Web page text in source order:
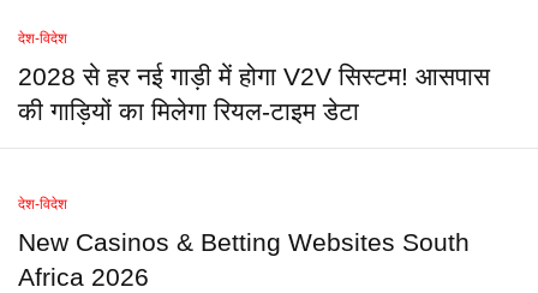
देश-विदेश
2028 से हर नई गाड़ी में होगा V2V सिस्टम! आसपास
की गाड़ियों का मिलेगा रियल-टाइम डेटा
देश-विदेश
New Casinos & Betting Websites South
Africa 2026